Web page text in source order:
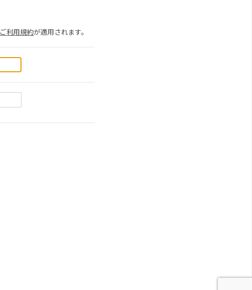
ご利用規約が適用されます。